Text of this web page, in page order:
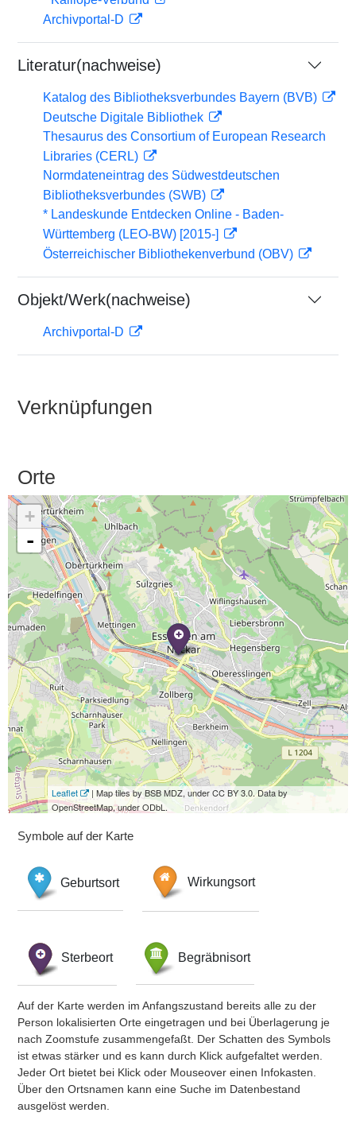
Archivportal-D
Literatur(nachweise)
Katalog des Bibliotheksverbundes Bayern (BVB)
Deutsche Digitale Bibliothek
Thesaurus des Consortium of European Research
Libraries (CERL)
Normdateneintrag des Südwestdeutschen
Bibliotheksverbundes (SWB)
* Landeskunde Entdecken Online - Baden-
Württemberg (LEO-BW) [2015-]
Österreichischer Bibliothekenverbund (OBV)
Objekt/Werk(nachweise)
Archivportal-D
Verknüpfungen
Orte
+
-
Leaflet
| Map tiles by BSB MDZ, under CC BY 3.0. Data by
OpenStreetMap, under ODbL.
Symbole auf der Karte
Geburtsort Wirkungsort
Sterbeort Begräbnisort
Auf der Karte werden im Anfangszustand bereits alle zu der
Person lokalisierten Orte eingetragen und bei Überlagerung je
nach Zoomstufe zusammengefaßt. Der Schatten des Symbols
ist etwas stärker und es kann durch Klick aufgefaltet werden.
Jeder Ort bietet bei Klick oder Mouseover einen Infokasten.
Über den Ortsnamen kann eine Suche im Datenbestand
ausgelöst werden.